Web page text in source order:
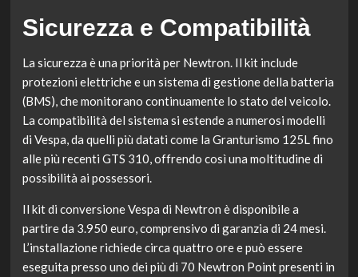
Sicurezza e Compatibilità
La sicurezza è una priorità per Newtron. Il kit include
protezioni elettriche e un sistema di gestione della batteria
(BMS), che monitorano continuamente lo stato del veicolo.
La compatibilità del sistema si estende a numerosi modelli
di Vespa, da quelli più datati come la Granturismo 125L fino
alle più recenti GTS 310, offrendo così una moltitudine di
possibilità ai possessori.
Il kit di conversione Vespa di Newtron è disponibile a
partire da 3.950 euro, comprensivo di garanzia di 24 mesi.
L’installazione richiede circa quattro ore e può essere
eseguita presso uno dei più di 70 Newtron Point presenti in